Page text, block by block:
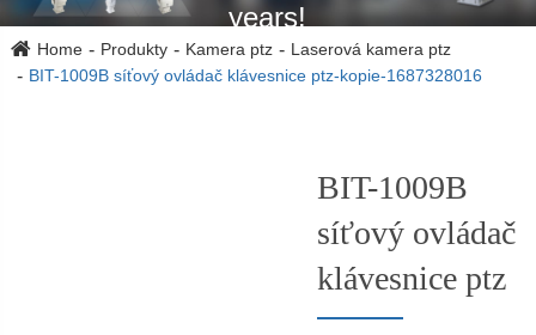
years!
Home Produkty Kamera ptz
Laserová kamera ptz
BIT-1009B síťový ovládač klávesnice ptz-kopie-1687328016
BIT-1009B
síťový ovládač
klávesnice ptz